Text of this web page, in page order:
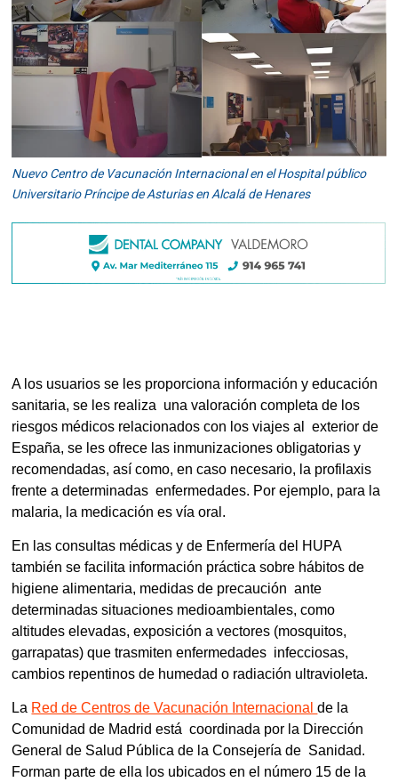
Nuevo Centro de Vacunación Internacional en el Hospital público
Universitario Príncipe de Asturias en Alcalá de Henares
A los usuarios se les proporciona información y educación
sanitaria, se les realiza una valoración completa de los
riesgos médicos relacionados con los viajes al exterior de
España, se les ofrece las inmunizaciones obligatorias y
recomendadas, así como, en caso necesario, la profilaxis
frente a determinadas enfermedades. Por ejemplo, para la
malaria, la medicación es vía oral.
En las consultas médicas y de Enfermería del HUPA
también se facilita información práctica sobre hábitos de
higiene alimentaria, medidas de precaución ante
determinadas situaciones medioambientales, como
altitudes elevadas,exposición a vectores (mosquitos,
garrapatas) que trasmiten enfermedades infecciosas,
cambios repentinos de humedad o radiación ultravioleta.
La Red de Centros de Vacunación Internacionalde la
Comunidad de Madrid está coordinada por la Dirección
General de Salud Pública de la Consejería de Sanidad.
Forman parte de ella los ubicados en el número 15 de la